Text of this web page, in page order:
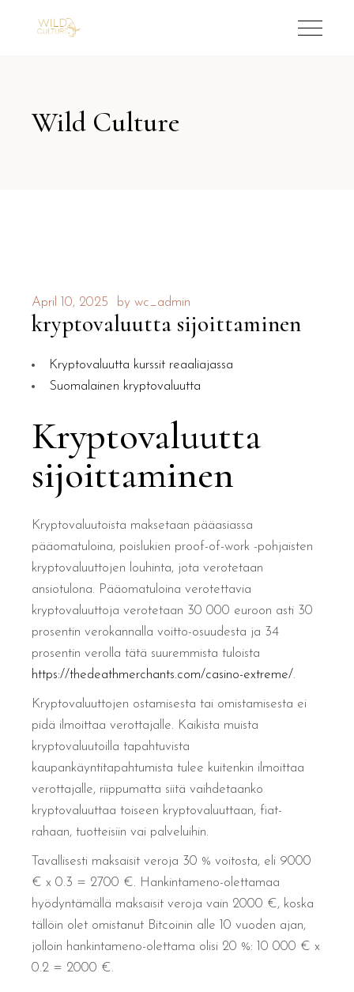
Wild Culture
April 10, 2025 by wc_admin
kryptovaluutta sijoittaminen
Kryptovaluutta kurssit reaaliajassa
Suomalainen kryptovaluutta
Kryptovaluutta
sijoittaminen
Kryptovaluutoista maksetaan pääasiassa
pääomatuloina, poislukien proof-of-work -pohjaisten
kryptovaluuttojen louhinta, jota verotetaan
ansiotulona. Pääomatuloina verotettavia
kryptovaluuttoja verotetaan 30 000 euroon asti 30
prosentin verokannalla voitto-osuudesta ja 34
prosentin verolla tätä suuremmista tuloista
https://thedeathmerchants.com/casino-extreme/.
Kryptovaluuttojen ostamisesta tai omistamisesta ei
pidä ilmoittaa verottajalle. Kaikista muista
kryptovaluutoilla tapahtuvista
kaupankäyntitapahtumista tulee kuitenkin ilmoittaa
verottajalle, riippumatta siitä vaihdetaanko
kryptovaluuttaa toiseen kryptovaluuttaan, fiat-
rahaan, tuotteisiin vai palveluihin.
Tavallisesti maksaisit veroja 30 % voitosta, eli 9000
€ x 0.3 = 2700 €. Hankintameno-olettamaa
hyödyntämällä maksaisit veroja vain 2000 €, koska
tällöin olet omistanut Bitcoinin alle 10 vuoden ajan,
jolloin hankintameno-olettama olisi 20 %: 10 000 € x
0.2 = 2000 €.